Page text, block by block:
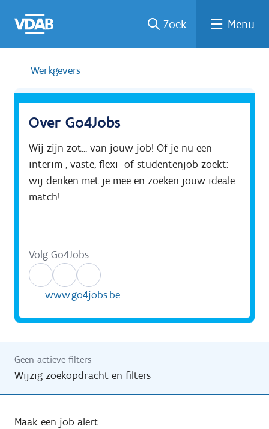
naar
een
een
job
mij?
naar
Zoek Menu
Werkgevers
Over Go4Jobs
Wij zijn zot... van jouw job! Of je nu een
interim-, vaste, flexi- of studentenjob zoekt:
wij denken met je mee en zoeken jouw ideale
match!
www.go4jobs.be
Volg Go4Jobs
Geen actieve filters
Wijzig zoekopdracht en filters
Maak een job alert